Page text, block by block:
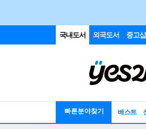
국내도서 외국도서 중고샵
빠른분야찾기 베스트